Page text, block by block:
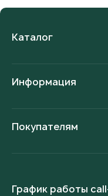
Каталог
Информация
Покупателям
График работы